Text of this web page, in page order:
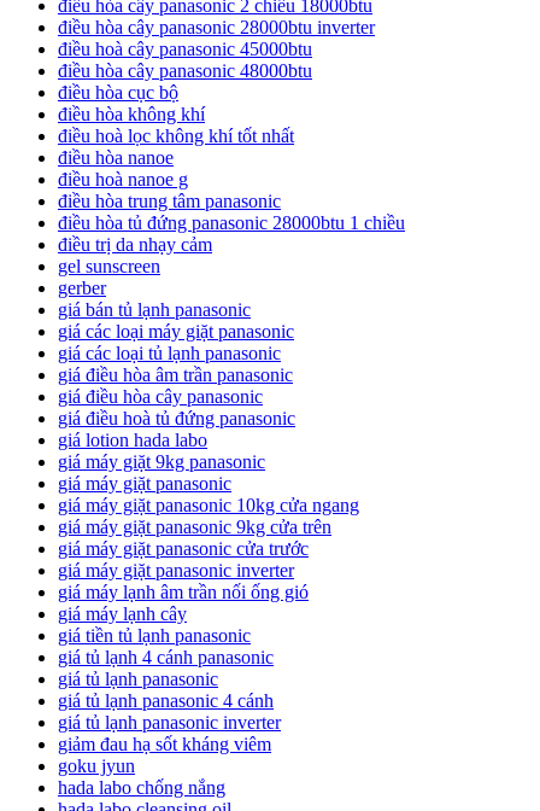
điều hòa cây panasonic 2 chiều 18000btu
điều hòa cây panasonic 28000btu inverter
điều hoà cây panasonic 45000btu
điều hòa cây panasonic 48000btu
điều hòa cục bộ
điều hòa không khí
điều hoà lọc không khí tốt nhất
điều hòa nanoe
điều hoà nanoe g
điều hòa trung tâm panasonic
điều hòa tủ đứng panasonic 28000btu 1 chiều
điều trị da nhạy cảm
gel sunscreen
gerber
giá bán tủ lạnh panasonic
giá các loại máy giặt panasonic
giá các loại tủ lạnh panasonic
giá điều hòa âm trần panasonic
giá điều hòa cây panasonic
giá điều hoà tủ đứng panasonic
giá lotion hada labo
giá máy giặt 9kg panasonic
giá máy giặt panasonic
giá máy giặt panasonic 10kg cửa ngang
giá máy giặt panasonic 9kg cửa trên
giá máy giặt panasonic cửa trước
giá máy giặt panasonic inverter
giá máy lạnh âm trần nối ống gió
giá máy lạnh cây
giá tiền tủ lạnh panasonic
giá tủ lạnh 4 cánh panasonic
giá tủ lạnh panasonic
giá tủ lạnh panasonic 4 cánh
giá tủ lạnh panasonic inverter
giảm đau hạ sốt kháng viêm
goku jyun
hada labo chống nắng